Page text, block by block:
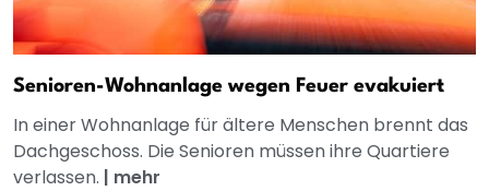
Senioren-Wohnanlage wegen Feuer evakuiert
In einer Wohnanlage für ältere Menschen brennt das
Dachgeschoss. Die Senioren müssen ihre Quartiere
verlassen. | mehr